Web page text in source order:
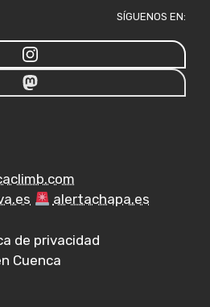
SÍGUENOS EN:
alertachapa.es
de privacidad
Cuenca